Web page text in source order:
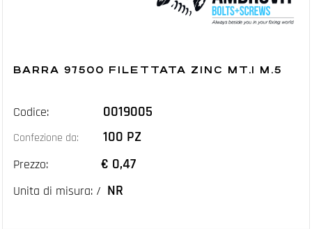
BARRA 97500 FILETTATA ZINC MT.1 M.5
Codice: 0019005
Confezione da: 100 PZ
Prezzo: € 0,47
Unita di misura: / NR